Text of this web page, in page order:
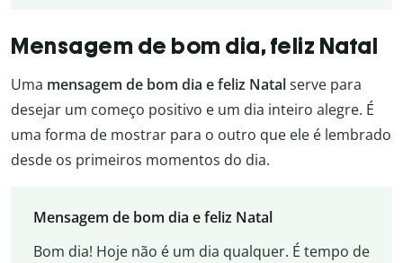
Mensagem de bom dia, feliz Natal
Uma mensagem de bom dia e feliz Natalserve para
desejar um começo positivo e um dia inteiro alegre. É
uma forma de mostrar para o outro que ele é lembrado
desde os primeiros momentos do dia.
Mensagem de bom dia e feliz Natal
Bom dia! Hoje não é um dia qualquer. É tempo de